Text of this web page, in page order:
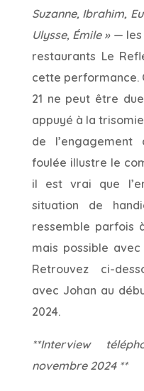
Suzanne, Ibrahim,
Ulysse, Émile »— les
restaurants Le
cette performance.
21 ne peut être
appuyé à la
de
foulée illustre le
il est vrai que
situation de
ressemble parfois
mais possible
Retrouvez ci-
avec Johan au
2024.
**Interview
novembre 2024 **